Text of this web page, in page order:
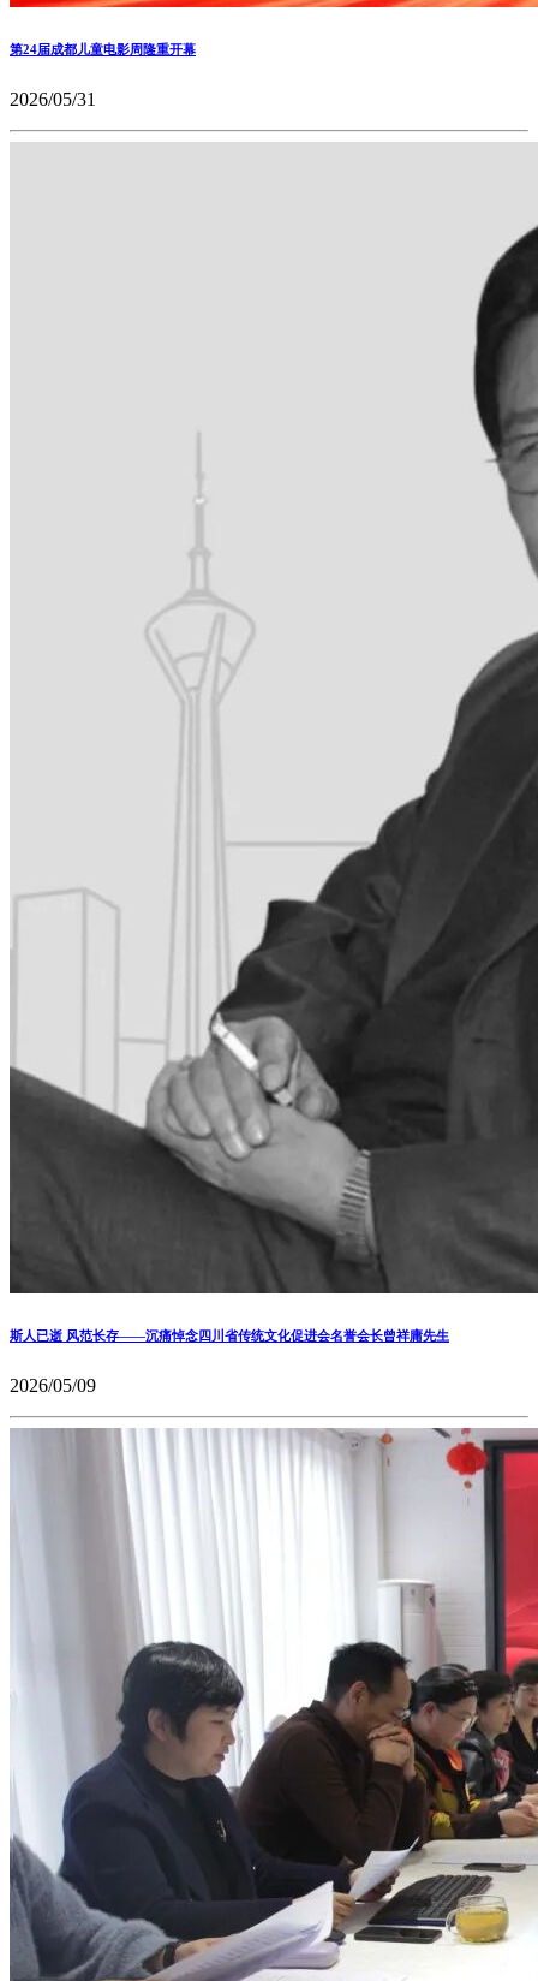
第24届成都儿童电影周隆重开幕
2026/05/31
斯人已逝 风范长存——沉痛悼念四川省传统文化促进会名誉会长曾祥庸先生
2026/05/09